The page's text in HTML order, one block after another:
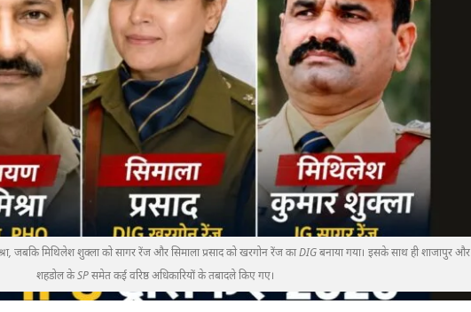
जबकि मिथिलेश शुक्ला को सागर रेंज और सिमाला प्रसाद को खरगोन रेंज का DIG बनाया गया। इसके साथ ही शाजापुर और
शहडोल के SP समेत कई वरिष्ठ अधिकारियों के तबादले किए गए।